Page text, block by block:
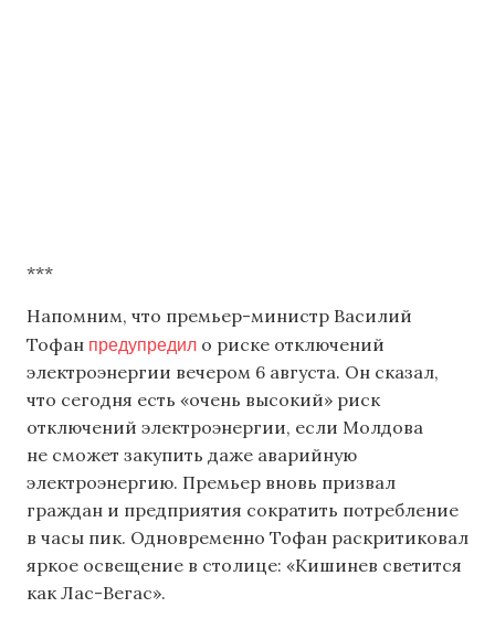
***
Напомним, что премьер-министр Василий
Тофан предупредил о риске отключений
электроэнергии вечером 6 августа. Он сказал,
что сегодня есть «очень высокий» риск
отключений электроэнергии, если Молдова
не сможет закупить даже аварийную
электроэнергию. Премьер вновь призвал
граждан и предприятия сократить потребление
в часы пик. Одновременно Тофан раскритиковал
яркое освещение в столице: «Кишинев светится
как Лас-Вегас».